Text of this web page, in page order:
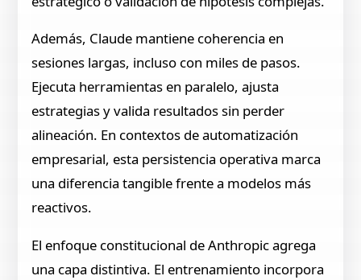
Además, Claude mantiene coherencia en
sesiones largas, incluso con miles de pasos.
Ejecuta herramientas en paralelo, ajusta
estrategias y valida resultados sin perder
alineación. En contextos de automatización
empresarial, esta persistencia operativa marca
una diferencia tangible frente a modelos más
reactivos.
El enfoque constitucional de Anthropic agrega
una capa distintiva. El entrenamiento incorpora